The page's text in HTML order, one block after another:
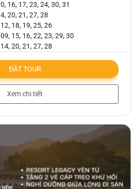
16, 17, 23, 24, 30, 31
20, 21, 27, 28
18, 19, 25, 26
15, 16, 22, 23, 29, 30
20, 21, 27, 28
ĐẶT TOUR
Xem chi tiết